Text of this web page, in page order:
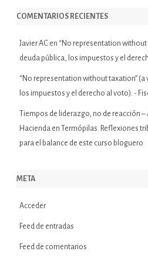
COMENTARIOS RECIENTES
Javier AC en “No representation without
deuda pública, los impuestos y el
“No representation without taxation” (a
los impuestos y el derecho al voto). -
Tiempos de liderazgo, no de reacción
Hacienda en Termópilas. Reflexiones
para el balance de este curso bloguero
META
Acceder
Feed de entradas
Feed de comentarios